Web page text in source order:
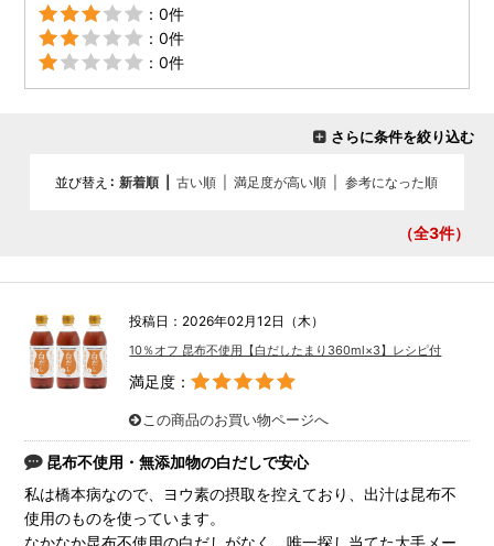
：0件
：0件
：0件
さらに条件を絞り込む
並び替え 新着順 古い順 満足度が高い順 参考になった順
（全3件）
投稿日：2026年02月12日（木）
10％オフ 昆布不使用【白だしたまり360ml×3】レシピ付
満足度：
この商品のお買い物ページへ
昆布不使用・無添加物の白だしで安心
私は橋本病なので、ヨウ素の摂取を控えており、出汁は昆布不
使用のものを使っています。